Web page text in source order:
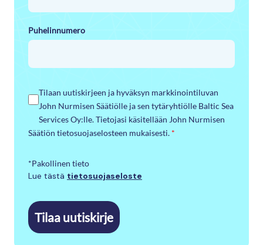
Puhelinnumero
Tilaan uutiskirjeen ja hyväksyn markkinointiluvan
John Nurmisen Säätiölle ja sen tytäryhtiölle Baltic Sea
Services Oy:lle. Tietojasi käsitellään John Nurmisen
Säätiön tietosuojaselosteen mukaisesti. *
*Pakollinen tieto
Lue tästä tietosuojaseloste
Tilaa uutiskirje